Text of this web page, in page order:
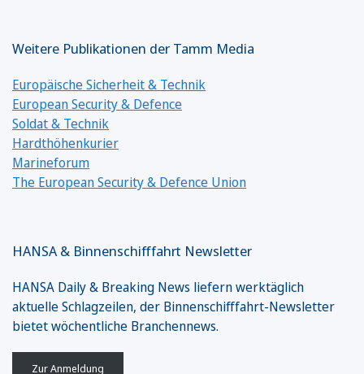
Weitere Publikationen der Tamm Media
Europäische Sicherheit & Technik
European Security & Defence
Soldat & Technik
Hardthöhenkurier
Marineforum
The European Security & Defence Union
HANSA & Binnenschifffahrt Newsletter
HANSA Daily & Breaking News liefern werktäglich
aktuelle Schlagzeilen, der Binnenschifffahrt-Newsletter
bietet wöchentliche Branchennews.
Zur Anmeldung